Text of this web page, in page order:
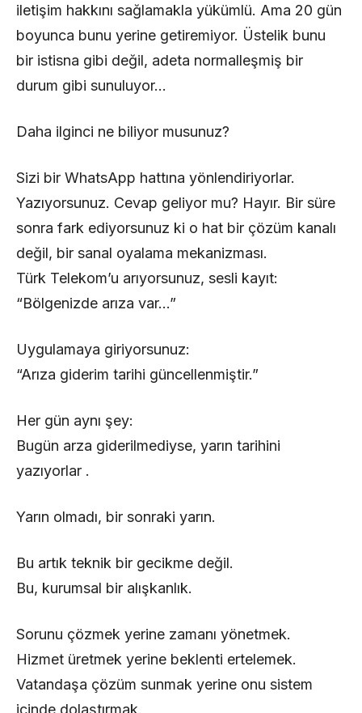
iletişim hakkını sağlamakla yükümlü. Ama 20 gün
boyunca bunu yerine getiremiyor. Üstelik bunu
bir istisna gibi değil, adeta normalleşmiş bir
durum gibi sunuluyor…
Daha ilginci ne biliyor musunuz?
Sizi bir WhatsApp hattına yönlendiriyorlar.
Yazıyorsunuz. Cevap geliyor mu? Hayır. Bir süre
sonra fark ediyorsunuz ki o hat bir çözüm kanalı
değil, bir sanal oyalama mekanizması.
Türk Telekom’u arıyorsunuz, sesli kayıt:
“Bölgenizde arıza var…”
Uygulamaya giriyorsunuz:
“Arıza giderim tarihi güncellenmiştir.”
Her gün aynı şey:
Bugün arza giderilmediyse, yarın tarihini
yazıyorlar .
Yarın olmadı, bir sonraki yarın.
Bu artık teknik bir gecikme değil.
Bu, kurumsal bir alışkanlık.
Sorunu çözmek yerine zamanı yönetmek.
Hizmet üretmek yerine beklenti ertelemek.
Vatandaşa çözüm sunmak yerine onu sistem
içinde dolaştırmak.